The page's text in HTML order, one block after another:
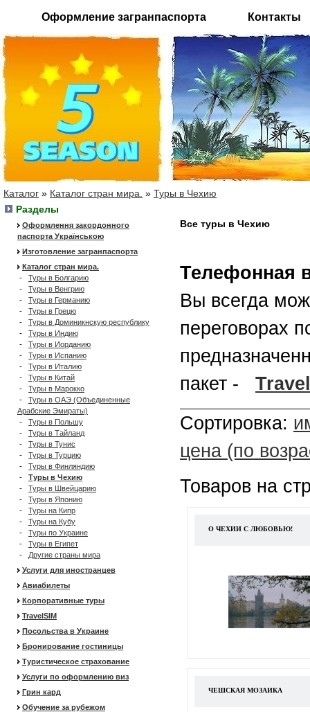
Оформление загранпаспорта Контакты
Каталог » Каталог стран мира. » Туры в Чехию
Разделы
Оформлення закордонного
паспорта Українською
Изготовление загранпаспорта
Каталог стран мира.
- Туры в Болгарию
- Туры в Венгрию
- Туры в Германию
- Туры в Грецю
- Туры в Доминикнскую республику
- Туры в Индию
- Туры в Иорданию
- Туры в Испанию
- Туры в Италию
- Туры в Китай
- Туры в Марокко
- Туры в ОАЭ (Объединенные
Арабские Эмираты)
- Туры в Польшу
- Туры в Тайланд
- Туры в Тунис
- Туры в Турцию
- Туры в Финляндию
- Туры в Чехию
- Туры в Швейцарию
- Туры в Японию
- Туры на Кипр
- Туры на Кубу
- Туры по Украине
- Туры в Египет
- Другие страны мира
Услуги для иностранцев
Авиабилеты
Корпоративные туры
TravelSIM
Посольства в Украине
Бронирование гостиницы
Туристическое страхование
Услуги по оформлению виз
Грин кард
Обучение за рубежом
Все туры в Чехию
Телефонная
Вы всегда
переговорах
пакет -
Сортировка:
цена (по
Товаров на
О ЧЕХИИ С ЛЮБОВЬЮ!
ЧЕШСКАЯ МОЗАИКА